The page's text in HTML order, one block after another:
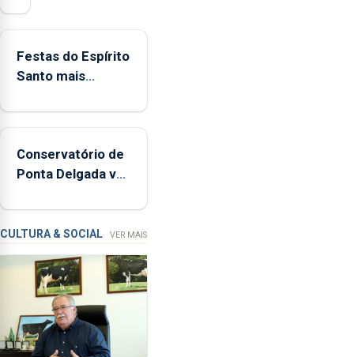
mais
ocorrências
e
inspeções
relacionadas
a
apanha
ilegal
lapas
2022
e
Festas do Espírito
Santo mais
Conservatório de
Ponta Delgada vai
instrumentos
CULTURA & SOCIAL VER MAIS